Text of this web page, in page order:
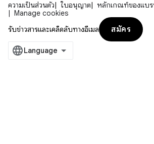
ความเป็นส่วนตัว ใบอนุญาต
หลักเกณฑ์ของแบ
Manage cookies
รับข่าวสารและเคล็ดลับทางอีเมล
สมัคร